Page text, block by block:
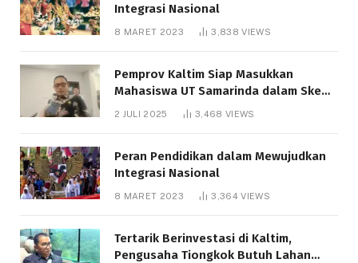
Integrasi Nasional
8 MARET 2023 3,838VIEWS
Pemprov Kaltim Siap Masukkan
Mahasiswa UT Samarinda dalam Skema
Bantuan Pendidikan Gratispol
2 JULI 2025 3,468 VIEWS
Peran Pendidikan dalam Mewujudkan
Integrasi Nasional
8 MARET 2023 3,364VIEWS
Tertarik Berinvestasi di Kaltim,
Pengusaha Tiongkok Butuh Lahan